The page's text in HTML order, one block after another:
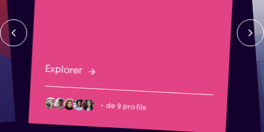
Explorer
+ de 9 profils